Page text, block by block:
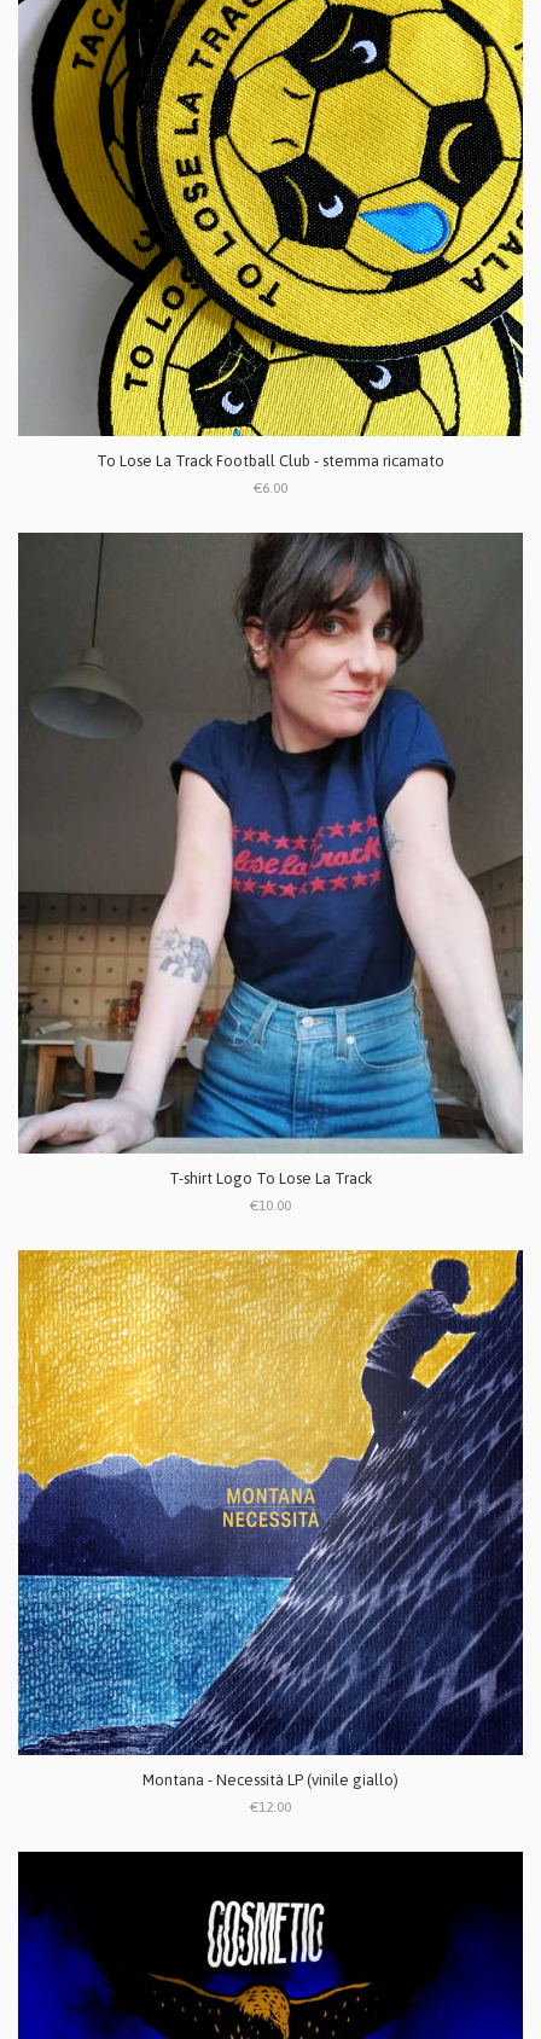
To Lose La Track Football Club - stemma ricamato
€6.00
T-shirt Logo To Lose La Track
€10.00
Montana - Necessità LP (vinile giallo)
€12.00